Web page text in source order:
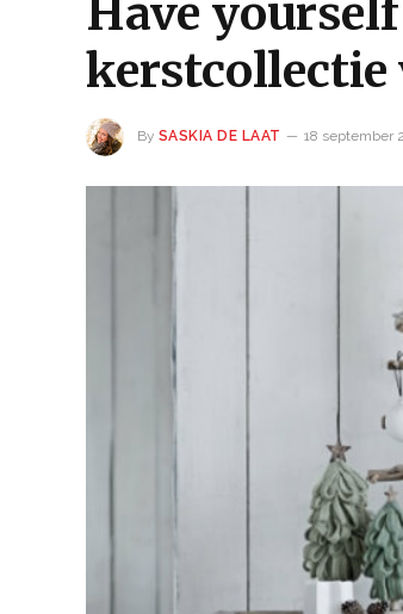
Have
By SASKIA DE LAAT 18 september